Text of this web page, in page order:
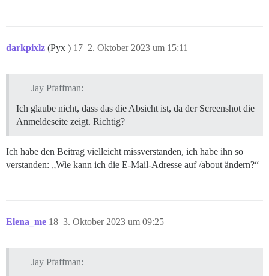
darkpixlz (Pyx ) 2. Oktober 2023 um 15:11
17
Jay Pfaffman:
Ich glaube nicht, dass das die Absicht ist, da der Screenshot die
Anmeldeseite zeigt. Richtig?
Ich habe den Beitrag vielleicht missverstanden, ich habe ihn so
verstanden: „Wie kann ich die E-Mail-Adresse auf /about ändern?“
Elena_me 3. Oktober 2023 um 09:25
18
Jay Pfaffman: